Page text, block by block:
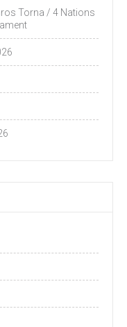
Torna / 4 Nations